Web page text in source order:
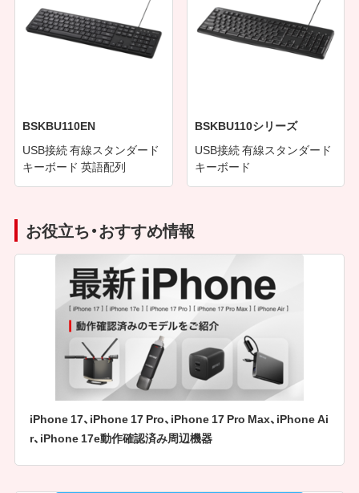
BSKBU110EN
USB接続 有線スタンダード
キーボード 英語配列
BSKBU110シリーズ
USB接続 有線スタンダード
キーボード
お役立ち・おすすめ情報
iPhone 17、iPhone 17 Pro、iPhone 17 Pro Max、iPhone Ai
r、iPhone 17e動作確認済み周辺機器